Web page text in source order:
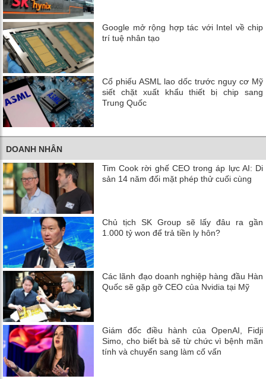
Google mở rộng hợp tác với Intel về chip
trí tuệ nhân tạo
Cổ phiếu ASML lao dốc trước nguy cơ Mỹ
siết chặt xuất khẩu thiết bị chip sang
Trung Quốc
DOANH NHÂN
Tim Cook rời ghế CEO trong áp lực AI: Di
sản 14 năm đối mặt phép thử cuối cùng
Chủ tịch SK Group sẽ lấy đâu ra gần
1.000 tỷ won để trả tiền ly hôn?
Các lãnh đạo doanh nghiệp hàng đầu Hàn
Quốc sẽ gặp gỡ CEO của Nvidia tại Mỹ
Giám đốc điều hành của OpenAI, Fidji
Simo, cho biết bà sẽ từ chức vì bệnh mãn
tính và chuyển sang làm cố vấn